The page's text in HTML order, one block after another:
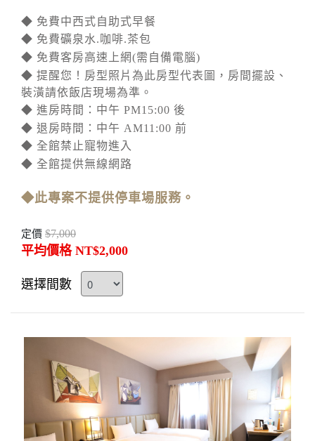
◆ 免費中西式自助式早餐
◆ 免費礦泉水.咖啡.茶包
◆ 免費客房高速上網(需自備電腦)
◆ 提醒您！房型照片為此房型代表圖，房間擺設、
裝潢請依飯店現場為準。
◆ 進房時間：中午 PM15:00 後
◆ 退房時間：中午 AM11:00 前
◆ 全館禁止寵物進入
◆ 全館提供無線網路
◆此專案不提供停車場服務。
定價 $7,000
平均價格 NT$2,000
選擇間數